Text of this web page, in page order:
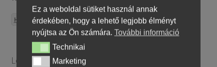
HUF EUR
Legutóbbi bejegyzések
Ez a weboldal sütiket használ annak
érdekében, hogy a lehető legjobb élményt
nyújtsa az Ön számára. További információ
TechnikaiTechnikai
MarketingMarketing